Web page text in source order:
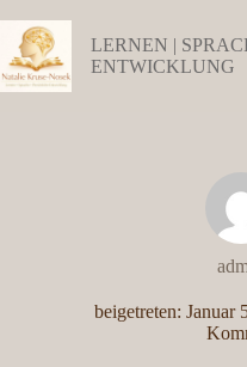
Inhalt
springen
LERNEN |
ENTWICKLUNG
beigetreten: Januar